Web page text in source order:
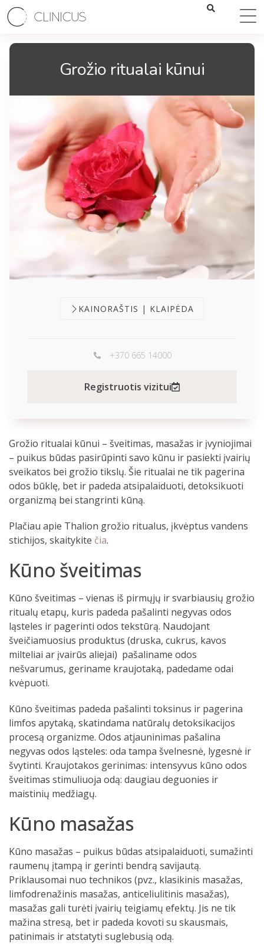
Grožio ritualai kūnui – šveitimas, masažas ir įvyniojimai
– puikus būdas pasirūpinti savo kūnu ir pasiekti įvairių
sveikatos bei grožio tikslų. Šie ritualai ne tik pagerina
odos būklę, bet ir padeda atsipalaiduoti, detoksikuoti
organizmą bei stangrinti kūną.
Plačiau apie Thalion grožio ritualus, įkvėptus vandens
stichijos, skaitykite čia.
Kūno šveitimas
Kūno šveitimas – vienas iš pirmųjų ir svarbiausių grožio
ritualų etapų, kuris padeda pašalinti negyvas odos
ląsteles ir pagerinti odos tekstūrą. Naudojant
šveičiamuosius produktus (druska, cukrus, kavos
milteliai ar įvairūs aliejai) pašaliname odos
nešvarumus, geriname kraujotaką, padedame odai
kvėpuoti.
Kūno šveitimas padeda pašalinti toksinus ir pagerina
limfos apytaką, skatindama natūralų detoksikacijos
procesą organizme. Odos atjauninimas pašalina
negyvas odos ląsteles: oda tampa švelnesnė, lygesnė ir
švytinti. Kraujotakos gerinimas: intensyvus kūno odos
šveitimas stimuliuoja odą: daugiau deguonies ir
maistinių medžiagų.
Kūno masažas
Kūno masažas – puikus būdas atsipalaiduoti, sumažinti
raumenų įtampą ir gerinti bendrą savijautą.
Priklausomai nuo technikos (pvz., klasikinis masažas,
limfodrenažinis masažas, anticeliulitinis masažas),
masažas gali turėti įvairių teigiamų efektų. Jis ne tik
mažina stresą, bet ir padeda kovoti su skausmais,
patinimais ir atstatyti suglebusią odą.
Grožio ritualai kūnui
KAINORAŠTIS | KLAIPĖDA
+370 665 14000
Registruotis vizitui